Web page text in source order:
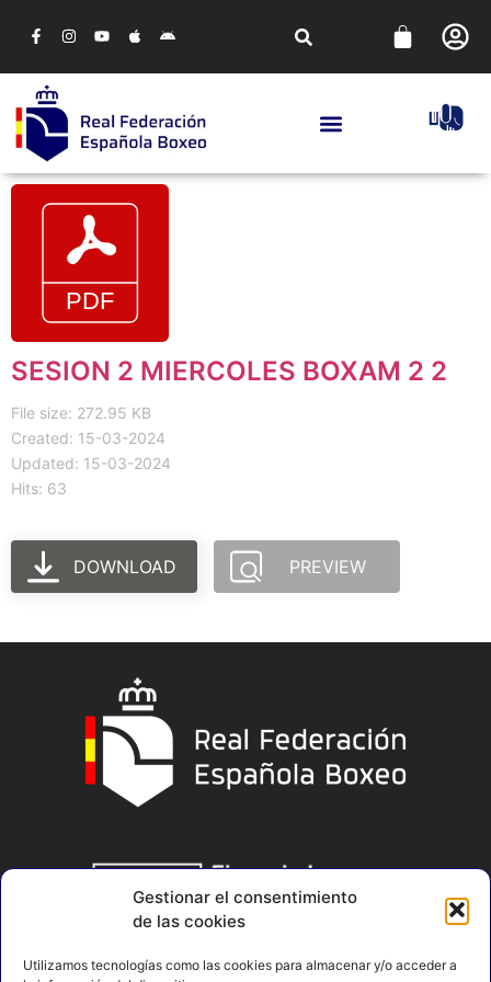
Gestionar el consentimiento
de las cookies
Utilizamos tecnologías como las cookies para almacenar y/o acceder a
SESION 2 MIERCOLES BOXAM 2 2
File size: 272.95 KB
Created: 15-03-2024
Updated: 15-03-2024
Hits: 63
DOWNLOAD PREVIEW